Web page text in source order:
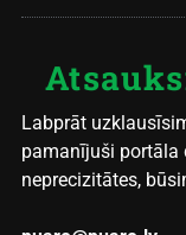
Labprāt
pamanījuši portāla
neprecizitātes,